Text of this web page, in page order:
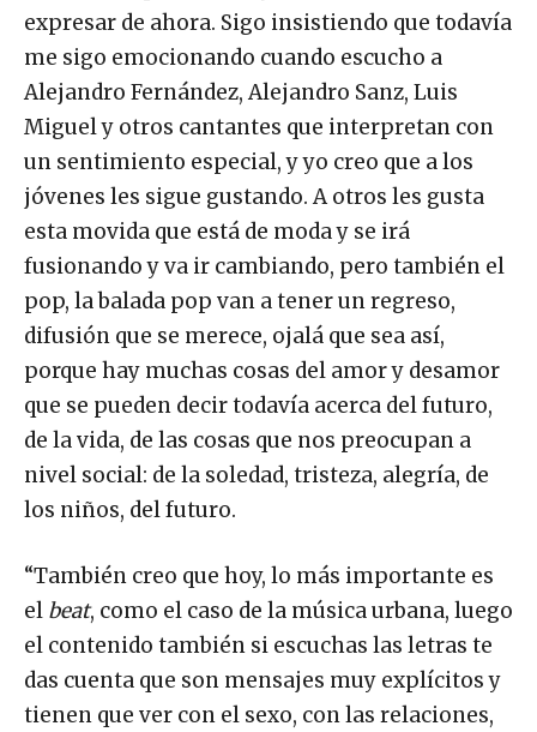
expresar de ahora. Sigo insistiendo que todavía
me sigo emocionando cuando escucho a
Alejandro Fernández, Alejandro Sanz, Luis
Miguel y otros cantantes que interpretan con
un sentimiento especial, y yo creo que a los
jóvenes les sigue gustando. A otros les gusta
esta movida que está de moda y se irá
fusionando y va ir cambiando, pero también el
pop, la balada pop van a tener un regreso,
difusión que se merece, ojalá que sea así,
porque hay muchas cosas del amor y desamor
que se pueden decir todavía acerca del futuro,
de la vida, de las cosas que nos preocupan a
nivel social: de la soledad, tristeza, alegría, de
los niños, del futuro.
“También creo que hoy, lo más importante es
el beat, como el caso de la música urbana, luego
el contenido también si escuchas las letras te
das cuenta que son mensajes muy explícitos y
tienen que ver con el sexo, con las relaciones,